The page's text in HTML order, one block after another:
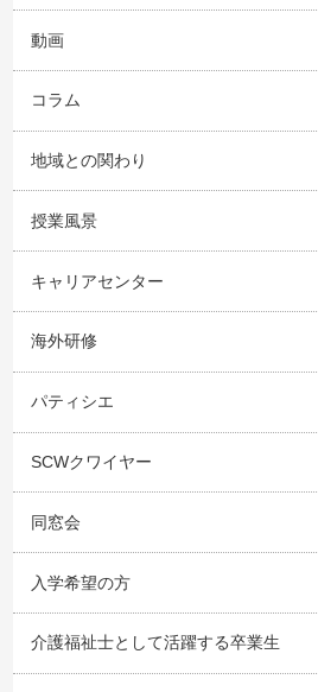
動画
コラム
地域との関わり
授業風景
キャリアセンター
海外研修
パティシエ
SCWクワイヤー
同窓会
入学希望の方
介護福祉士として活躍する卒業生